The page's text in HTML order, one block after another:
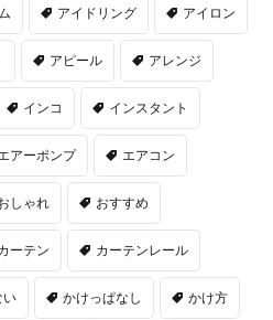
アイドリング アイロン
アピール アレンジ
インコ インスタント
アーポンプ エアコン
しゃれ おすすめ
ーテン カーテンレール
い かけっぱなし かけ方